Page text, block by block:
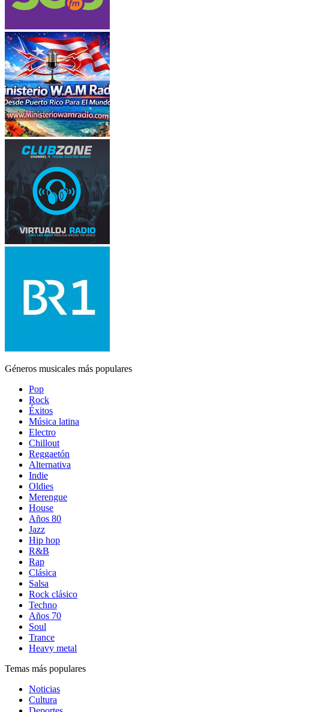
Géneros musicales más populares
Pop
Rock
Éxitos
Música latina
Electro
Chillout
Reggaetón
Alternativa
Indie
Oldies
Merengue
House
Años 80
Jazz
Hip hop
R&B
Rap
Clásica
Salsa
Rock clásico
Techno
Años 70
Soul
Trance
Heavy metal
Temas más populares
Noticias
Cultura